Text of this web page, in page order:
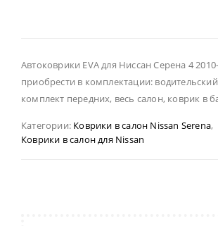
Автоковрики EVA для Ниссан Серена 4
приобрести в комплектации:
комплект передних, весь салон, коврик в
Категории: Коврики в салон Nissan Serena,
Коврики в салон для Nissan